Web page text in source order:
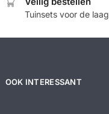
Tuinsets voor de
OOK INTERESSANT